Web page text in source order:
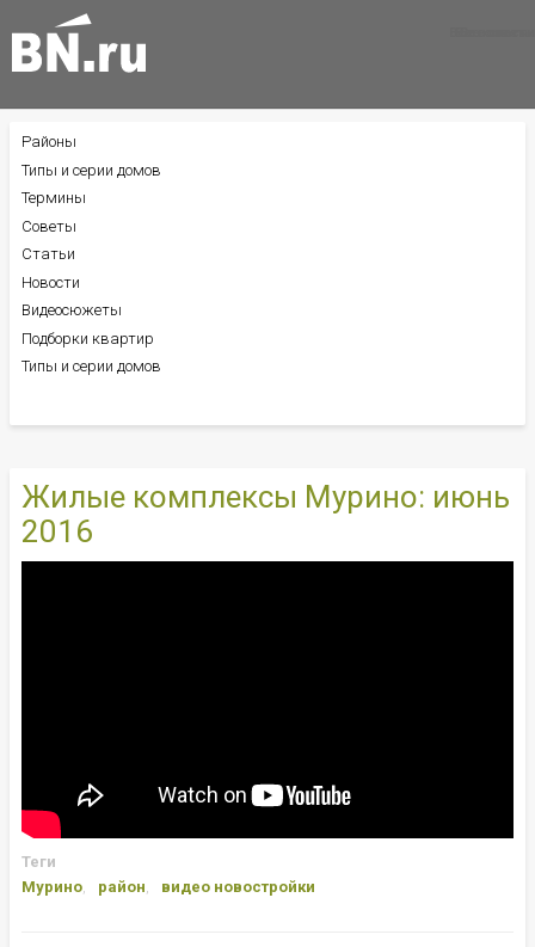
Жилые комплексы Мурино: июнь
2016
Теги
Мурино
район видео новостройки
БОКОВОЕ
МЕНЮ
Районы
Типы и серии домов
Термины
Советы
Статьи
Новости
Видеосюжеты
Подборки квартир
Типы и серии домов